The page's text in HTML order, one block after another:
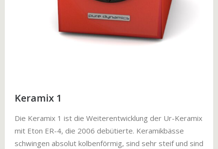
Keramix 1
Die Keramix 1 ist die Weiterentwicklung der Ur-Keramix
mit Eton ER-4, die 2006 debütierte. Keramikbässe
schwingen absolut kolbenförmig, sind sehr steif und sind